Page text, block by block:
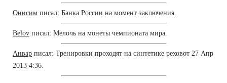
Онисим писал: Банка России на момент заключения.
Belov писал: Мелочь на монеты чемпионата мира.
Анвар писал: Тренировки проходят на синтетике реховот 27 Апр
2013 4:36.